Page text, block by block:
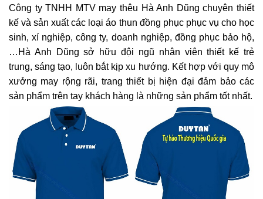
Công ty TNHH MTV may thêu Hà Anh Dũng chuyên thiết
kế và sản xuất các loại áo thun đồng phục phục vụ cho học
sinh, xí nghiệp, công ty, doanh nghiệp, đồng phục bảo hộ,
… Hà Anh Dũng sở hữu đội ngũ nhân viên thiết kế trẻ
trung, sáng tạo, luôn bắt kịp xu hướng. Kết hợp với quy mô
xưởng may rộng rãi, trang thiết bị hiện đại đảm bảo các
sản phẩm trên tay khách hàng là những sản phẩm tốt nhất.